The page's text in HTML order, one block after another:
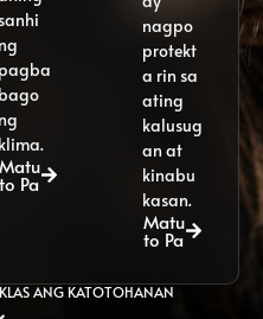
sanhi
ng
pagba
bago
ng
klima.
Matu
to Pa
nagpo
protekt
a rin sa
ating
kalusug
an at
kinabu
kasan.
Matu
to Pa
ANG KATOTOHANAN